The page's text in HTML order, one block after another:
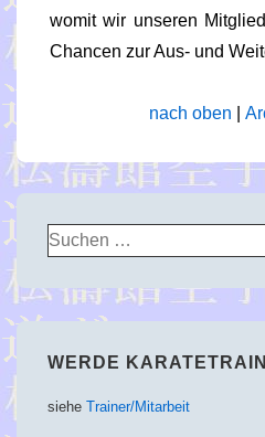
womit wir unseren
Chancen zur Aus- und
nach oben
Suchen
nach:
WERDE
siehe Trainer/Mitarbeit